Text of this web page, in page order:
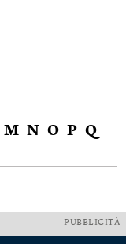
M N O P Q
PUBBLICITÀ